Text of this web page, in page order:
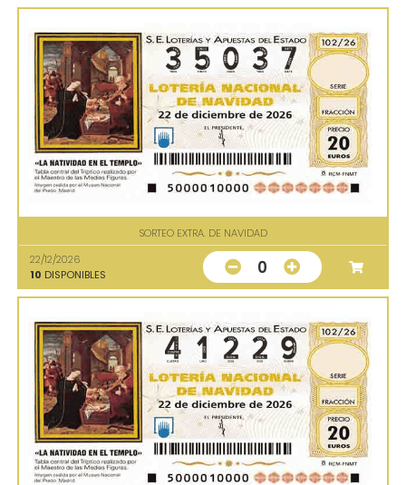
SORTEO EXTRA. DE NAVIDAD
22/12/2026
10 DISPONIBLES 0